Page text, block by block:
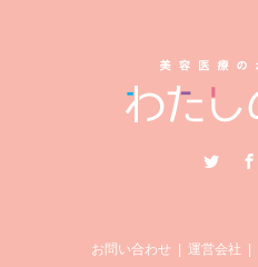
Instagram
お問い合わせ 運営会社